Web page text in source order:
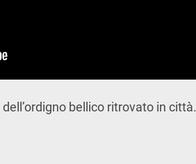
bellico ritrovato in città.